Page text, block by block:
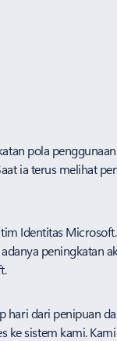
pola
ia terus melihat
Identitas
peningkatan
dari penipuan
ke sistem kami.